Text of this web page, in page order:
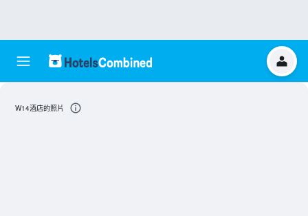
W14酒店的照片